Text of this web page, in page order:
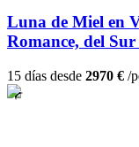
Luna de Miel en
Romance, del
15 días desde 2970 € /